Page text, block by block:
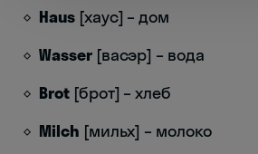
Haus[хаус] – дом
Wasser[васэр] – вода
Brot[брот] – хлеб
Milch [мильх] – молоко